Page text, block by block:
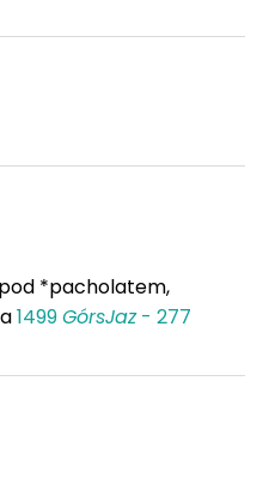
*pacholatem,
1499GórsJaz- 277